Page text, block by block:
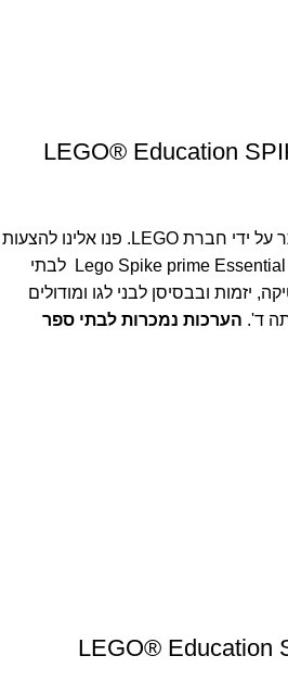
LEGO® Education
המוצר אינו מיוצר ומשווק יותר על ידי חברת LEGO. פנו אלינו להצעות
למוצרים תחליפיים! ערכות Lego Spike prime Essential לבתי
יזמות ובבסיסן לבני לגו ומודולים
ד'. הערכות נמכרות לבתי ספר
LEGO® Education